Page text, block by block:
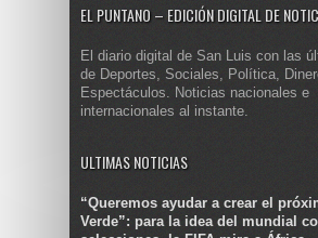
EL PUNTANO – EDICIÓN DIGITAL DE
El diario digital de San Luis con las
de Deportes, Sociales, Política,
Espectáculos. Noticias nacionales e
internacionales al instante.
ULTIMAS NOTICIAS
“Queremos ayudar a crear el
Verde”: para la idea del mundial